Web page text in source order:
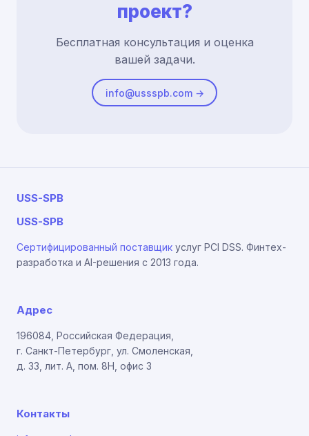
проект?
Бесплатная консультация и оценка
вашей задачи.
info@ussspb.com →
USS-SPB
USS-SPB
Сертифицированный поставщик услуг PCI DSS. Финтех-
разработка и AI-решения с 2013 года.
Адрес
196084, Российская Федерация,
г. Санкт-Петербург, ул. Смоленская,
д. 33, лит. А, пом. 8Н, офис 3
Контакты